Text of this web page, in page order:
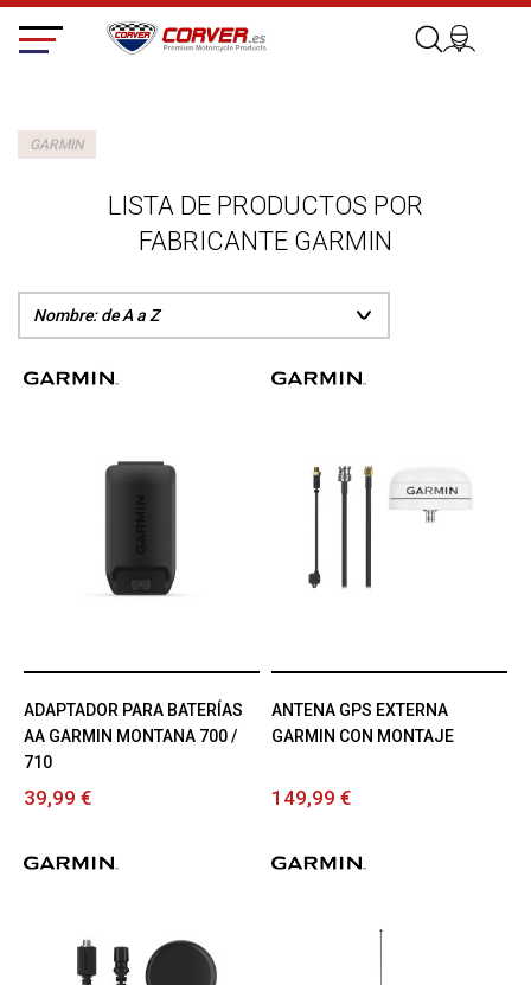
GARMIN
LISTA DE PRODUCTOS POR
FABRICANTE GARMIN
ADAPTADOR PARA BATERÍAS
AA GARMIN MONTANA 700 /
710
39,99 €
ANTENA GPS EXTERNA
GARMIN CON MONTAJE
149,99 €